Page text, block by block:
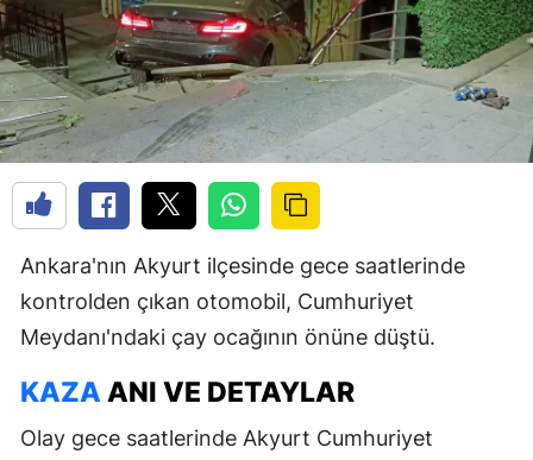
Ankara'nın Akyurt ilçesinde gece saatlerinde
kontrolden çıkan otomobil, Cumhuriyet
Meydanı'ndaki çay ocağının önüne düştü.
KAZA ANI VE DETAYLAR
Olay gece saatlerinde Akyurt Cumhuriyet